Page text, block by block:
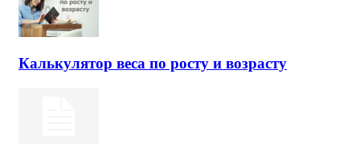
Калькулятор веса по росту и возрасту